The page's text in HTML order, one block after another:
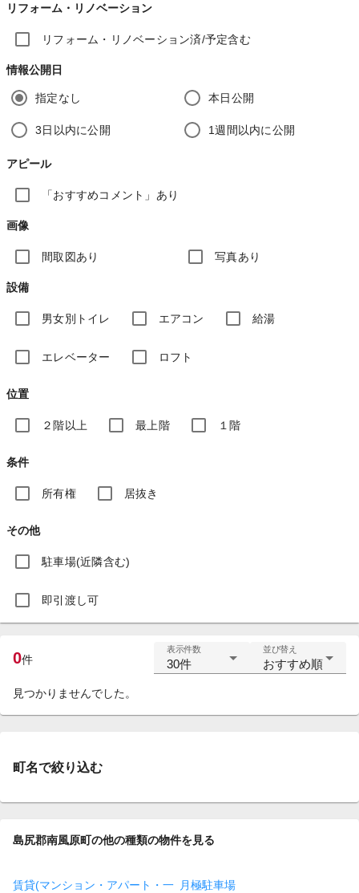
リフォーム・リノベーション
リフォーム・リノベーション済/予定含む
情報公開日
指定なし 本日公開
3日以内に公開 1週間以内に公開
アピール
「おすすめコメント」あり
画像
間取図あり 写真あり
設備
男女別トイレ エアコン 給湯
エレベーター ロフト
位置
２階以上 最上階 １階
条件
所有権 居抜き
その他
駐車場(近隣含む)
即引渡し可
0件
表示件数
30件
並び替え
おすすめ順
見つかりませんでした。
町名で絞り込む
島尻郡南風原町の他の種類の物件を見る
賃貸(マンション・アパート・一
月極駐車場